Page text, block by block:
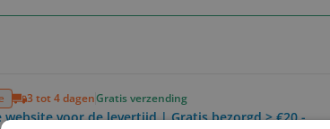
3 tot 4 dagenGratis verzending
website voor de levertijd | Gratis bezorgd > €20,-